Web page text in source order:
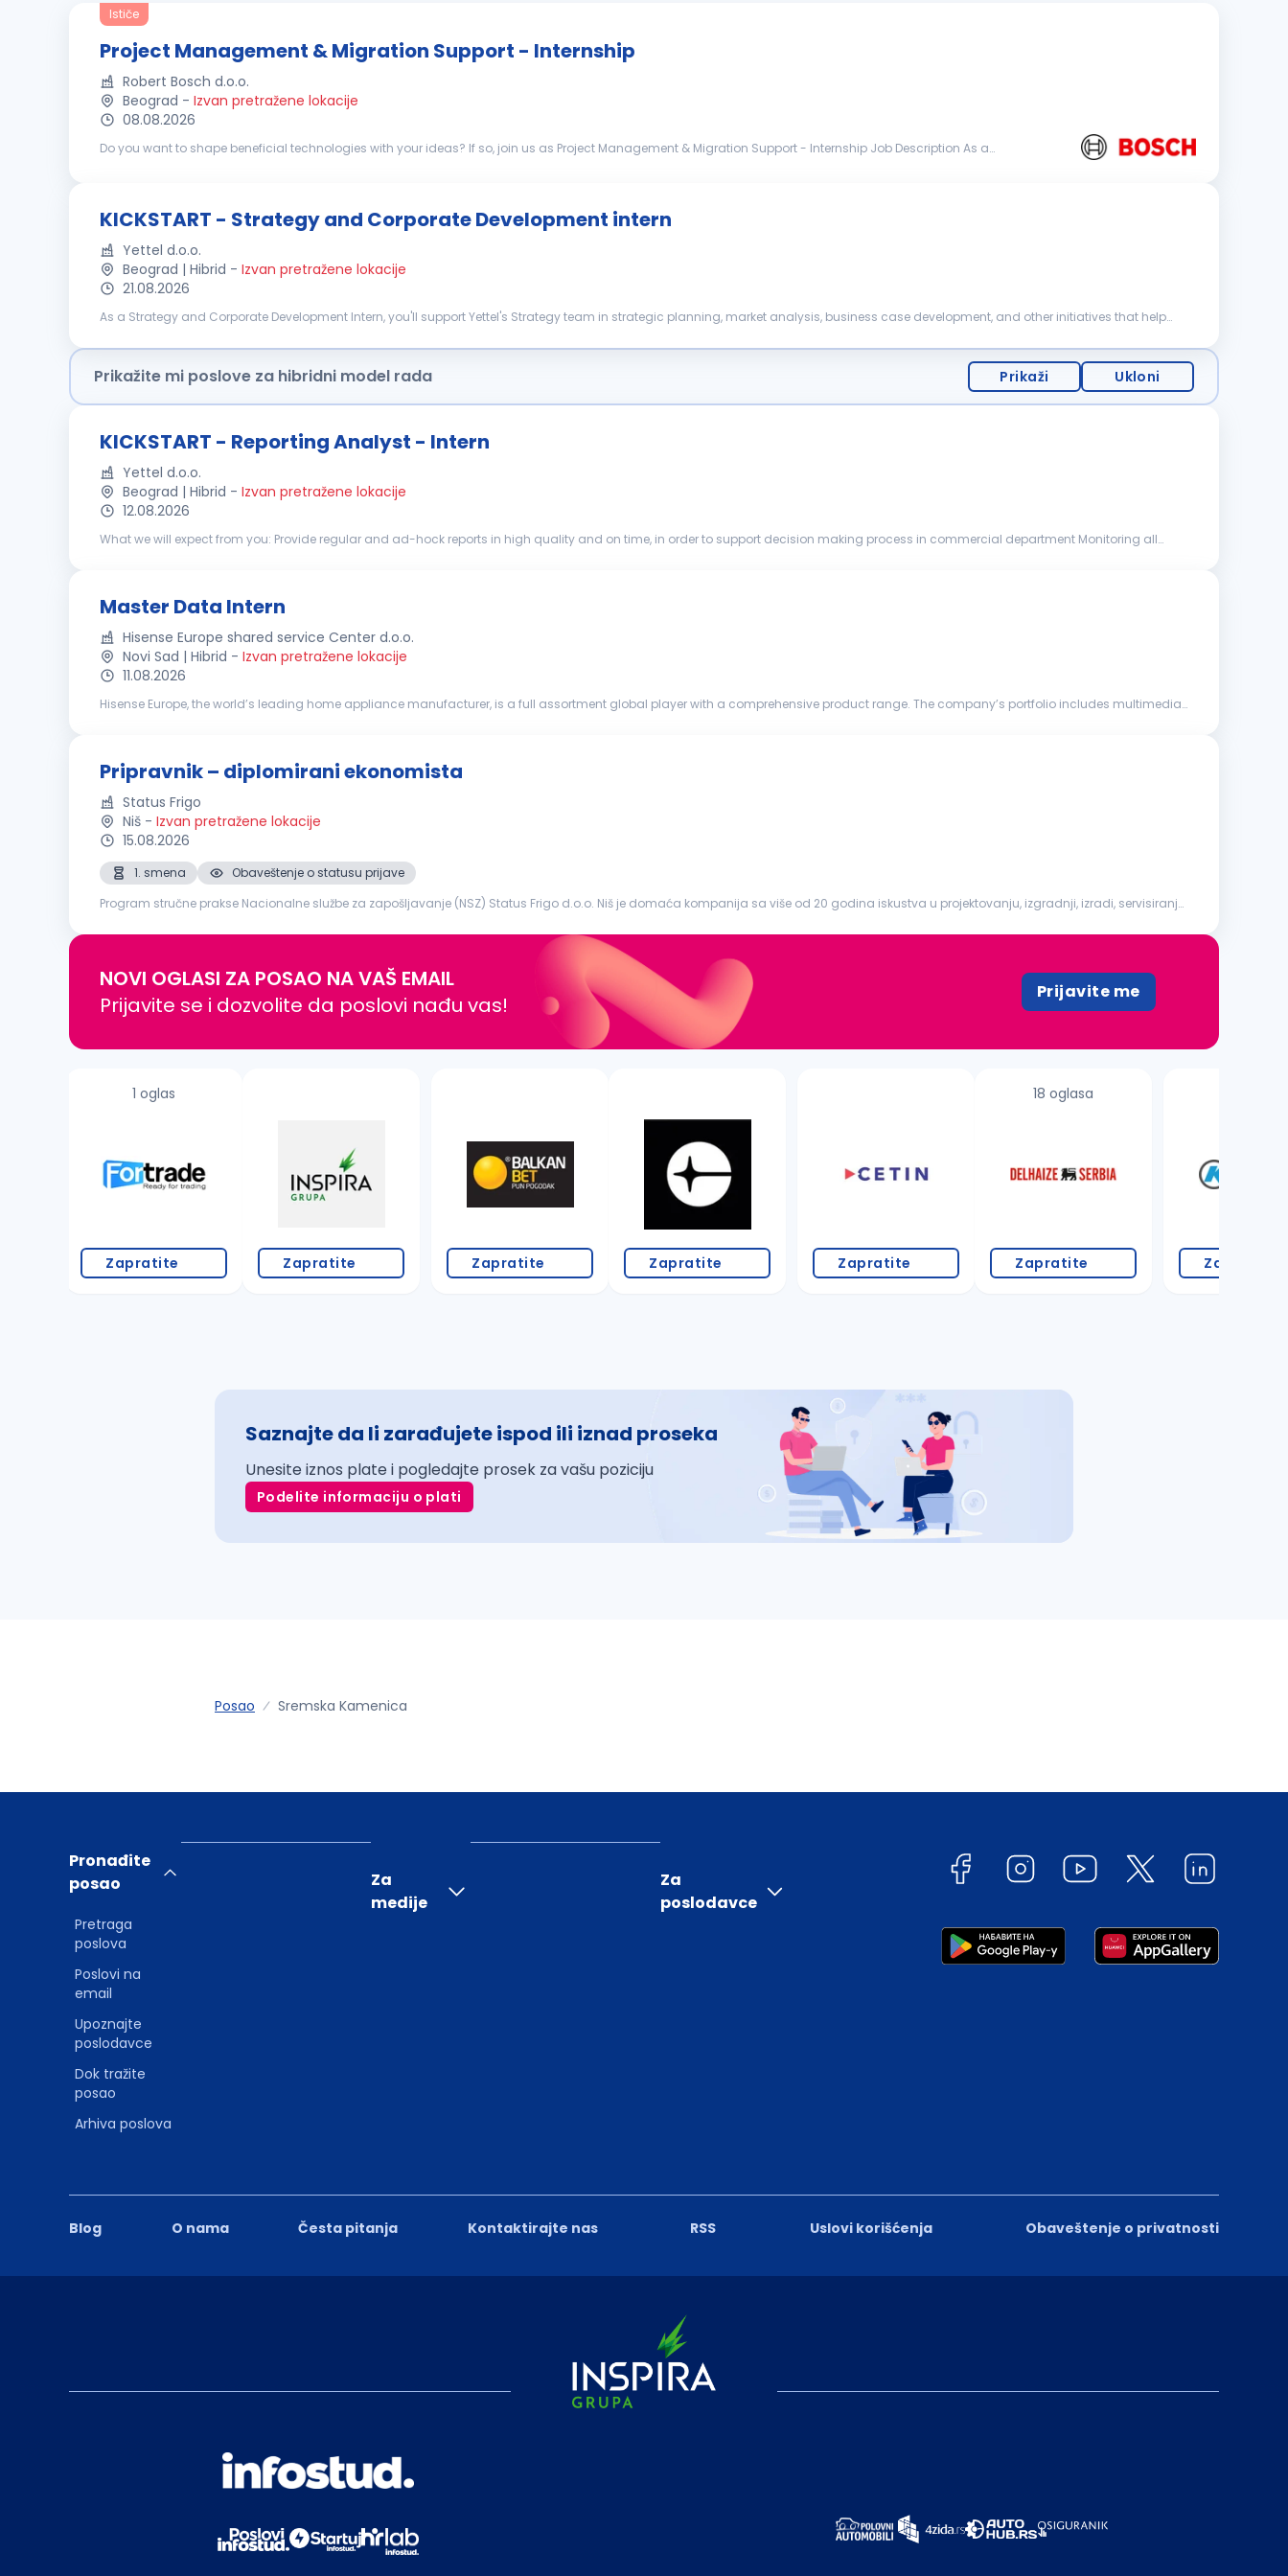
Ističe
Project Management & Migration Support - Internship
Robert Bosch d.o.o.
Beograd - Izvan pretražene lokacije
08.08.2026
Do you want to shape beneficial technologies with your ideas? If so, join us as Project Management & Migration Support - Internship Job Description As a
KICKSTART - Strategy and Corporate Development intern
Yettel d.o.o.
Beograd | Hibrid - Izvan pretražene lokacije
21.08.2026
As a Strategy and Corporate Development Intern, you'll support Yettel's Strategy team in strategic planning, market analysis, business case development, and other initiatives that help
Prikažite mi poslove za hibridni model rada Prikaži Ukloni
KICKSTART - Reporting Analyst - Intern
Yettel d.o.o.
Beograd | Hibrid - Izvan pretražene lokacije
12.08.2026
What we will expect from you: Provide regular and ad-hock reports in high quality and on time, in order to support decision making process in commercial department Monitoring all
Master Data Intern
Hisense Europe shared service Center d.o.o.
Novi Sad | Hibrid - Izvan pretražene lokacije
11.08.2026
Hisense Europe, the world’s leading home appliance manufacturer, is a full assortment global player with a comprehensive product range. The company’s portfolio includes multimedia
Pripravnik – diplomirani ekonomista
Status Frigo
Niš - Izvan pretražene lokacije
15.08.2026
1. smena
Obaveštenje o statusu prijave
Program stručne prakse Nacionalne službe za zapošljavanje (NSZ) Status Frigo d.o.o. Niš je domaća kompanija sa više od 20 godina iskustva u projektovanju, izgradnji, izradi, servisiranju
NOVI OGLASI ZA POSAO NA VAŠ EMAIL
Prijavite se i dozvolite da poslovi nađu vas!
Prijavite me
1 oglas
Zapratite Zapratite Zapratite Zapratite Zapratite
18 oglasa
Zapratite Zapratite
Saznajte da li zarađujete ispod ili iznad proseka
Unesite iznos plate i pogledajte prosek za vašu poziciju
Podelite informaciju o plati
Posao Sremska Kamenica
Blog O nama Česta pitanja Kontaktirajte nas RSS Uslovi korišćenja Obaveštenje o privatnosti
Pronađite
posao
Pretraga
poslova
Poslovi na
email
Upoznajte
poslodavce
Dok tražite
posao
Arhiva poslova
Za
medije
Za
poslodavce